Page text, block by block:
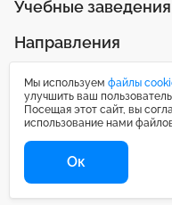
Учебные заведения
Направления
Рейтинги
Публикации
Центр поддержки
Мы используем файлы
улучшить ваш
Посещая этот сайт, вы
использование нами
Ок